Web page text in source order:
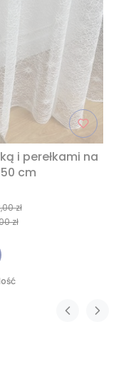
i perełkami na
cm
zł
zł